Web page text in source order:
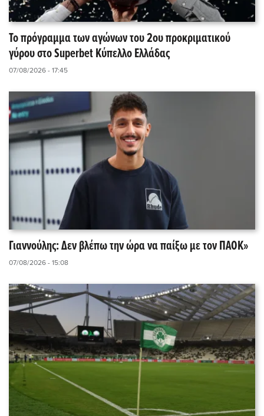
Το πρόγραμμα των αγώνων του 2ου προκριματικού
γύρου στο Superbet Κύπελλο Ελλάδας
07/08/2026 - 17:45
Γιαννούλης: Δεν βλέπω την ώρα να παίξω με τον ΠΑΟΚ»
07/08/2026 - 15:08